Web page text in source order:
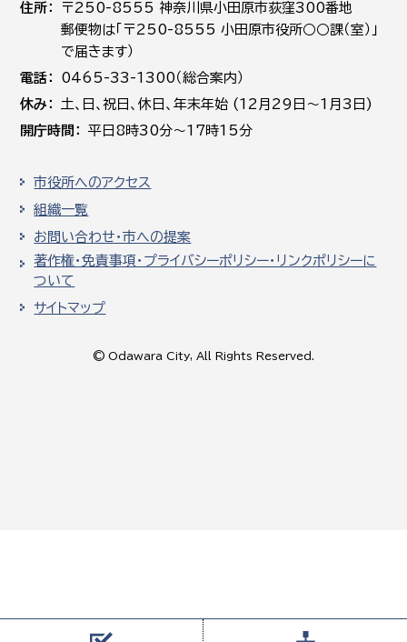
住所
〒250-8555 神奈川県小田原市荻窪300番地
郵便物は「〒250-8555 小田原市役所○○課（室）」
で届きます）
電話
0465-33-1300（総合案内）
休み
土､日､祝日、休日、年末年始 (12月29日～1月3日)
開庁時間
平日8時30分～17時15分
市役所へのアクセス
組織一覧
お問い合わせ・市への提案
著作権・免責事項・プライバシーポリシー・リンクポリシーに
ついて
サイトマップ
© Odawara City, All Rights Reserved.